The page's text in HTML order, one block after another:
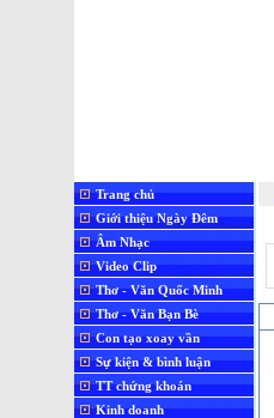
Trang chủ
Giới thiệu Ngày Đêm
Âm Nhạc
Video Clip
Thơ - Văn Quốc Minh
Thơ - Văn Bạn Bè
Con tạo xoay vần
Sự kiện & bình luận
TT chứng khoán
Kinh doanh